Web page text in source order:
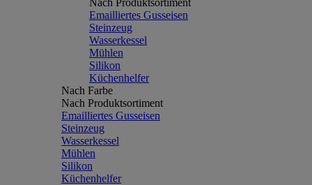
Nach Produktsortiment
Emailliertes Gusseisen
Steinzeug
Wasserkessel
Mühlen
Silikon
Küchenhelfer
Nach Farbe
Nach Produktsortiment
Emailliertes Gusseisen
Steinzeug
Wasserkessel
Mühlen
Silikon
Küchenhelfer